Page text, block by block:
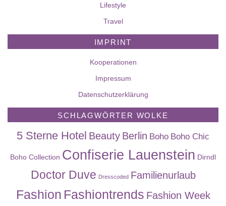
Lifestyle
Travel
IMPRINT
Kooperationen
Impressum
Datenschutzerklärung
SCHLAGWÖRTER WOLKE
5 Sterne Hotel Beauty Berlin Boho Boho Chic
Boho Collection Confiserie Lauenstein Dirndl
Doctor Duve Dresscoded Familienurlaub
Fashion Fashiontrends Fashion Week